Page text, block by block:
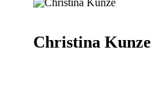
Christina Kunze